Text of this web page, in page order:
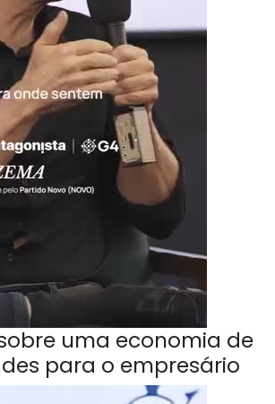
uma economia de
para o empresário